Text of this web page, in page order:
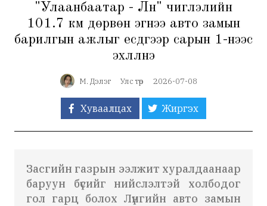
"Улаанбаатар - Лүн" чиглэлийн
101.7 км дөрвөн эгнээ авто замын
барилгын ажлыг есдүгээр сарын 1-нээс
эхлүүлнэ
М. Дэлэг Улс төр 2026-07-08
Хуваалцах Жиргэх
Засгийн газрын ээлжит хуралдаанаар
баруун бүсийг нийслэлтэй холбодог
гол гарц болох Лүнгийн авто замын